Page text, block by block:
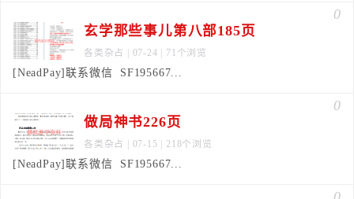
0
玄学那些事儿第八部185页
各类杂占 | 07-24 | 71个浏览
[NeadPay]联系微信 SF195667...
0
做局神书226页
各类杂占 | 07-15 | 218个浏览
[NeadPay]联系微信 SF195667...